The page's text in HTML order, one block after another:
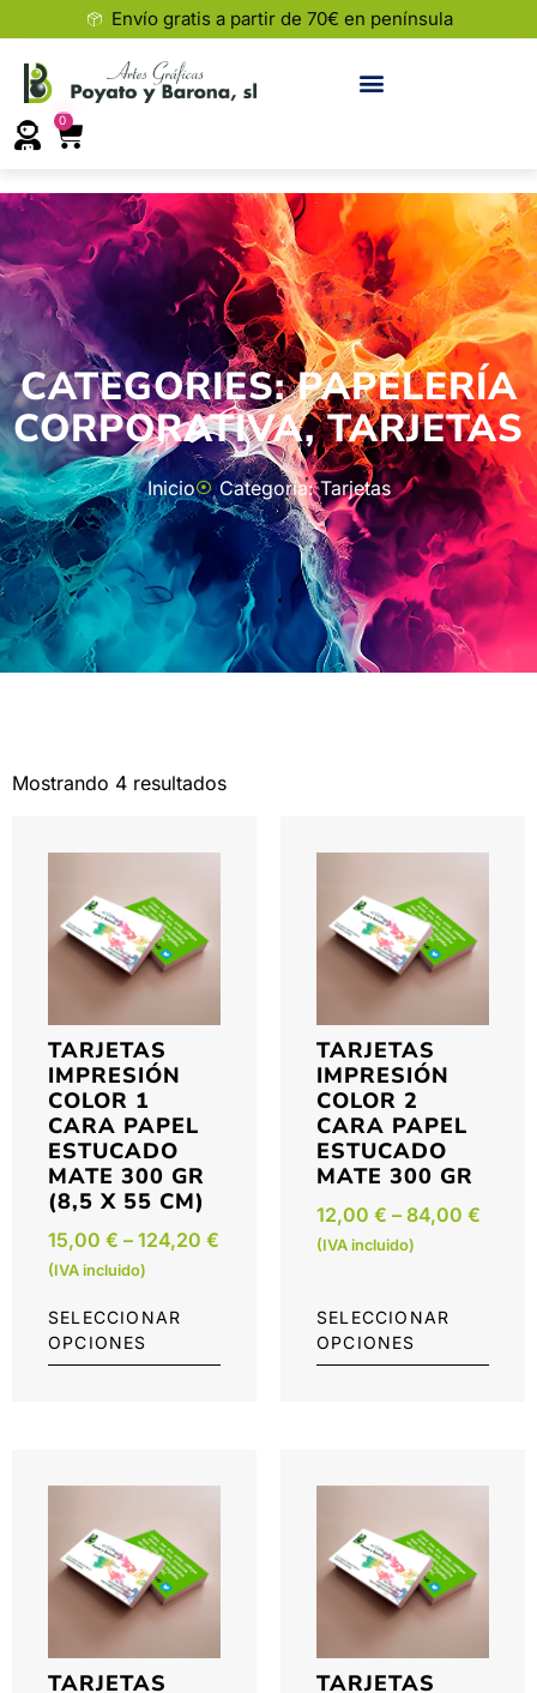
Envío gratis a partir de 70€ en península
0
CATEGORIES:PAPELERÍA
CORPORATIVA,TARJETAS
Inicio Categoría: Tarjetas
Mostrando 4 resultados
TARJETAS
IMPRESIÓN
COLOR 1
CARA PAPEL
ESTUCADO
MATE 300 GR
(8,5 X 55 CM)
15,00 € – 124,20 €
(IVA incluido)
SELECCIONAR
OPCIONES
TARJETAS
IMPRESIÓN
COLOR 2
CARA PAPEL
ESTUCADO
MATE 300 GR
12,00 € – 84,00 €
(IVA incluido)
SELECCIONAR
OPCIONES
TARJETAS
TARJETAS